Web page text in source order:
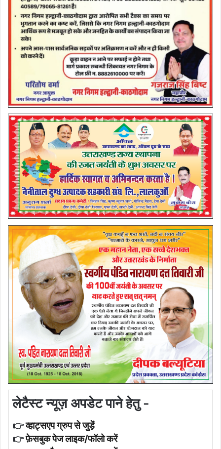
लेटैस्ट न्यूज़ अपडेट पाने हेतु -
👉व्हाट्सएप ग्रुप से जुड़ें
👉फ़ेसबुक पेज लाइक/फॉलो करें